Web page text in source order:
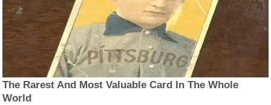
The Rarest And Most Valuable Card In The Whole
World